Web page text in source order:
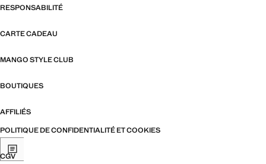
RESPONSABILITÉ
CARTE CADEAU
MANGO STYLE CLUB
BOUTIQUES
AFFILIÉS
POLITIQUE DE CONFIDENTIALITÉ ET COOKIES
CGV